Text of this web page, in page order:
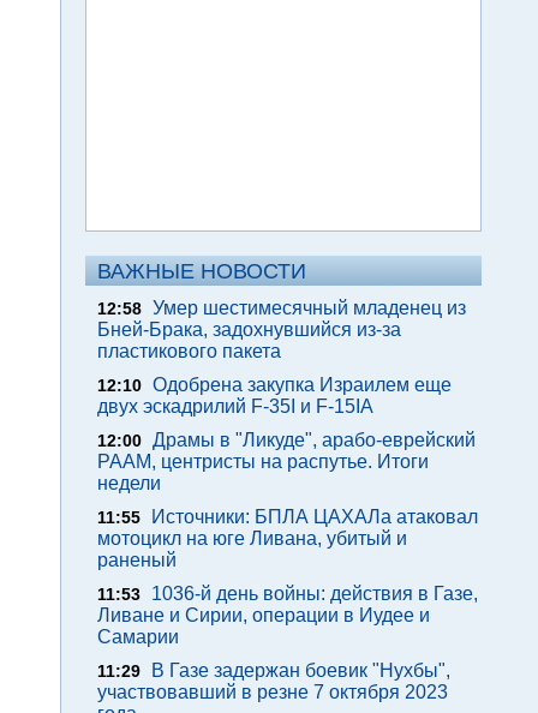
ВАЖНЫЕ НОВОСТИ
12:58 Умер шестимесячный младенец из
Бней-Брака, задохнувшийся из-за
пластикового пакета
12:10 Одобрена закупка Израилем еще
двух эскадрилий F-35I и F-15IA
12:00 Драмы в "Ликуде", арабо-еврейский
РААМ, центристы на распутье. Итоги
недели
11:55
Источники: БПЛА ЦАХАЛа атаковал
мотоцикл на юге Ливана, убитый и
раненый
11:53
1036-й день войны: действия в Газе,
Ливане и Сирии, операции в Иудее и
Самарии
11:29
В Газе задержан боевик "Нухбы",
участвовавший в резне 7 октября 2023